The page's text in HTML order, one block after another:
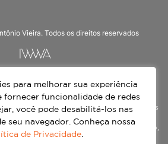
Vieira. Todos os direitos reservados
a Rede Jesuíta de Educação, tendo as suas
valores da espiritualidade inaciana – marca da
1500 unidades de ensino, espalhadas
a alunos da Educação Infantil à 3ª série do
e vespertino, além do Ensino Médio Noturno,
voltado para Jovens.
para melhorar sua experiência
fornecer funcionalidade de redes
você pode desabilitá-los nas
seu navegador. Conheça nossa
de Privacidade.